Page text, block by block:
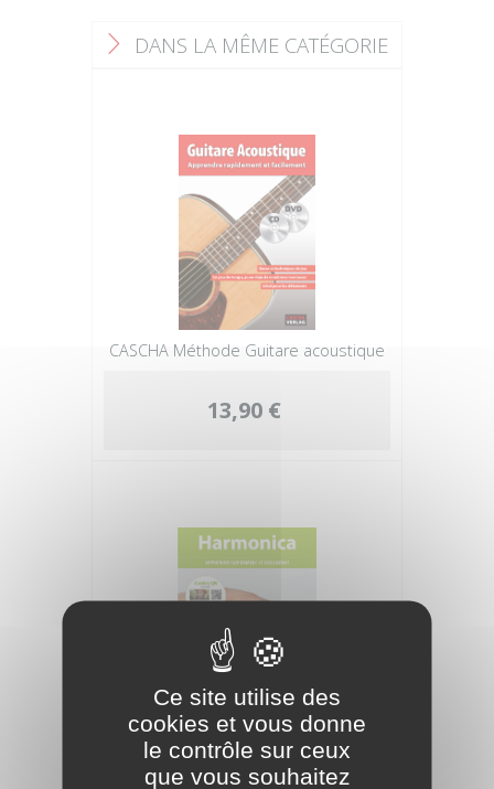
F DANS LA MÊME CATÉGORIE
CASCHA Méthode Guitare acoustique
13,90 €
CASCHA Méthode Harmonica
Ce site utilise des
cookies et vous donne
le contrôle sur ceux
que vous souhaitez